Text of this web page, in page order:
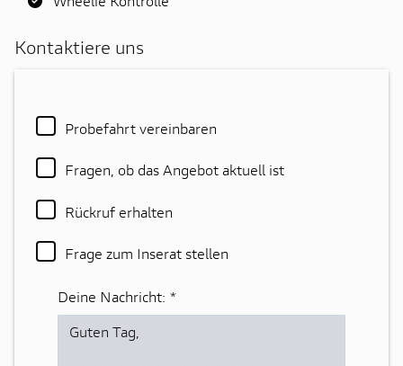
Kontaktiere uns
Probefahrt vereinbaren
Fragen, ob das Angebot aktuell ist
Rückruf erhalten
Frage zum Inserat stellen
Deine Nachricht: *